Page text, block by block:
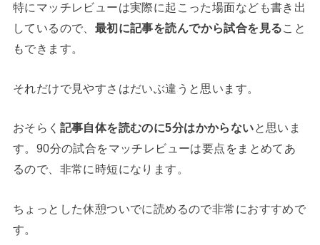
特にマッチレビューは実際に起こった場面なども書き出
しているので、 最初に記事を読んでから試合を見ること
もできます。
それだけで見やすさはだいぶ違うと思います。
おそらく 記事自体を読むのに5分はかからないと思いま
す。90分の試合をマッチレビューは要点をまとめてあ
るので、非常に時短になります。
ちょっとした休憩ついでに読めるので非常におすすめで
す。